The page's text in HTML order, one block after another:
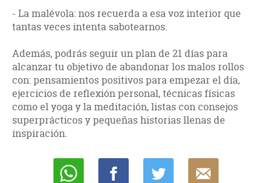
- La malévola: nos recuerda a esa voz interior que
tantas veces intenta sabotearnos.
Además, podrás seguir un plan de 21 días para
alcanzar tu objetivo de abandonar los malos rollos
con: pensamientos positivos para empezar el día,
ejercicios de reflexión personal, técnicas físicas
como el yoga y la meditación, listas con consejos
superprácticos y pequeñas historias llenas de
inspiración.